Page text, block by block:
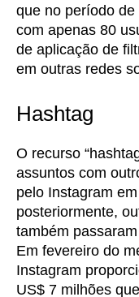
que no período
com apenas 80
de aplicação de
em outras redes
Hashtag
O recurso
assuntos com
pelo Instagram
posteriormente,
também
Em fevereiro do
Instagram
US$ 7 milhões